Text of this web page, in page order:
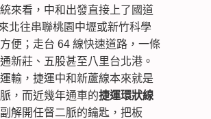
來看，中和出發直接上了國道
北往串聯桃園中壢或新竹科學
便；走台 64 線快速道路，一條
新莊、五股甚至八里台北港。
輸，捷運中和新蘆線本來就是
，而近幾年通車的捷運環狀線
解開任督二脈的鑰匙，把板